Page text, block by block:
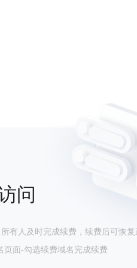
问
有人及时完成续费，续费后可恢复
页面-勾选续费域名完成续费